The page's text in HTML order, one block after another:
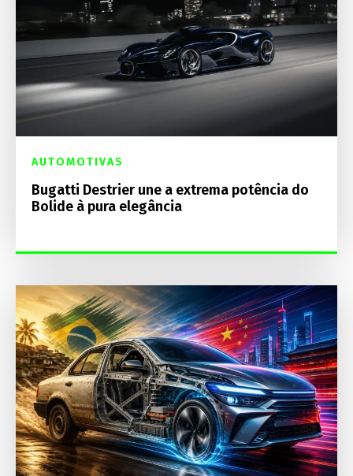
AUTOMOTIVAS
Bugatti Destrier une a extrema potência do
Bolide à pura elegância